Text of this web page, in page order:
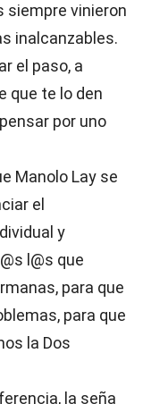
siempre vinieron
inalcanzables.
el paso, a
que te lo den
por uno
Manolo Lay se
el
y
l@s que
para que
para que
la Dos
la seña